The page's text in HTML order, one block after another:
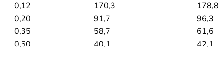
0,12
170,3
178,8
0,20
91,7
96,3
0,35
58,7
61,6
0,50
40,1 42,1